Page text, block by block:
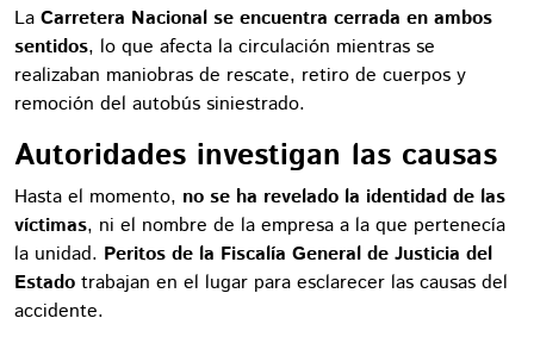
La Carretera Nacional se encuentra cerrada en ambos
sentidos, lo que afecta la circulación mientras se
realizaban maniobras de rescate, retiro de cuerpos y
remoción del autobús siniestrado.
Autoridades investigan las causas
Hasta el momento, no se ha revelado la identidad de las
víctimas, ni el nombre de la empresa a la que pertenecía
la unidad. Peritos de la Fiscalía General de Justicia del
Estado trabajan en el lugar para esclarecer las causas del
accidente.